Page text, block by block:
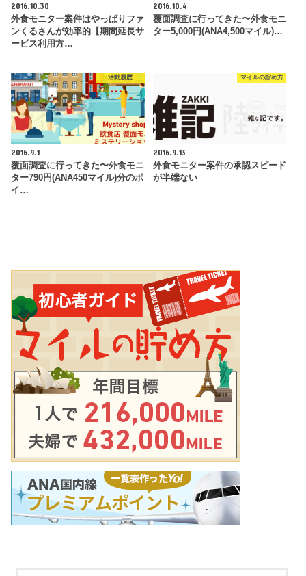
2016.10.30
外食モニター案件はやっぱりファ
ンくるさんが効率的【期間延長サ
ービス利用方…
2016.10.4
覆面調査に行ってきた〜外食モニ
ター5,000円(ANA4,500マイル)…
活動履歴
2016.9.1
覆面調査に行ってきた〜外食モニ
ター790円(ANA450マイル)分のポ
イ…
マイルの貯め方
2016.9.13
外食モニター案件の承認スピード
が半端ない